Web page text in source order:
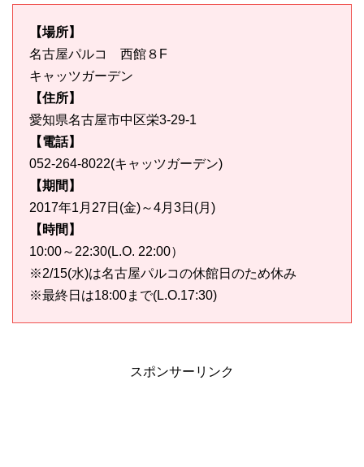
【場所】
名古屋パルコ 西館８F
キャッツガーデン
【住所】
愛知県名古屋市中区栄3-29-1
【電話】
052-264-8022(キャッツガーデン)
【期間】
2017年1月27日(金)～4月3日(月)
【時間】
10:00～22:30(L.O. 22:00）
※2/15(水)は名古屋パルコの休館日のため休み
※最終日は18:00まで(L.O.17:30)
スポンサーリンク